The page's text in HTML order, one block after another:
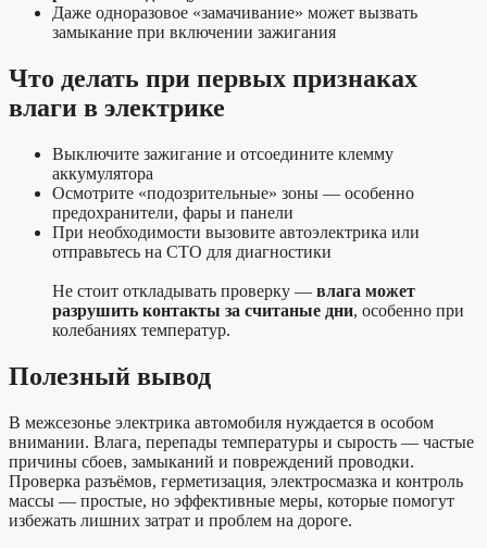
Даже одноразовое «замачивание» может вызвать
замыкание при включении зажигания
Что делать при первых признаках
влаги в электрике
Выключите зажигание и отсоедините клемму
аккумулятора
Осмотрите «подозрительные» зоны — особенно
предохранители, фары и панели
При необходимости вызовите автоэлектрика или
отправьтесь на СТО для диагностики
Не стоит откладывать проверку — влага может
разрушить контакты за считаные дни, особенно при
колебаниях температур.
Полезный вывод
В межсезонье электрика автомобиля нуждается в особом
внимании. Влага, перепады температуры и сырость — частые
причины сбоев, замыканий и повреждений проводки.
Проверка разъёмов, герметизация, электросмазка и контроль
массы — простые, но эффективные меры, которые помогут
избежать лишних затрат и проблем на дороге.